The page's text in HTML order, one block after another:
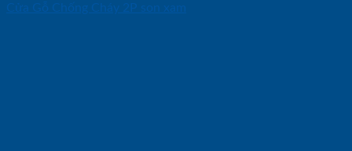
Cửa Gỗ Chống Cháy 2P son xam